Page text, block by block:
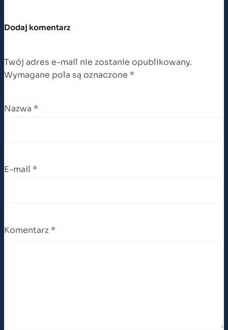
Dodaj komentarz
Twój adres e-mail nie zostanie opublikowany.
Wymagane pola są oznaczone *
Nazwa *
E-mail *
Komentarz *